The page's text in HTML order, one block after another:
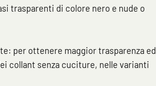
trasparenti di colore nero e nude o
per ottenere maggior trasparenza ed
collant senza cuciture, nelle varianti